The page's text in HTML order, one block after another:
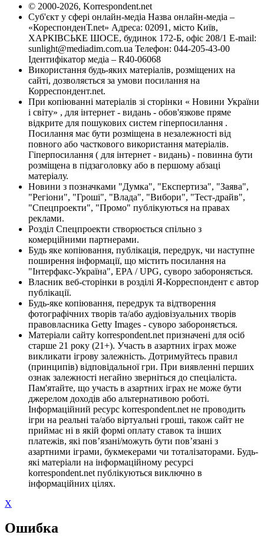
© 2000-2026, Korrespondent.net
Суб'єкт у сфері онлайн-медіа Назва онлайн-медіа –
«КореспонденТ.net» Адреса: 02091, місто Київ,
ХАРКІВСЬКЕ ШОСЕ, будинок 172-Б, офіс 208/1 E-mail:
sunlight@mediadim.com.ua Телефон: 044-205-43-00
Ідентифікатор медіа – R40-06068
Використання будь-яких матеріалів, розміщених на
сайті, дозволяється за умови посилання на
Корреспондент.net.
При копіюванні матеріалів зі сторінки « Новини України
і світу» , для інтернет - видань - обов'язкове пряме
відкрите для пошукових систем гіперпосилання .
Посилання має бути розміщена в незалежності від
повного або часткового використання матеріалів.
Гіперпосилання ( для інтернет - видань) - повинна бути
розміщена в підзаголовку або в першому абзаці
матеріалу.
Новини з позначками "Думка", "Експертиза", "Заява",
"Регіони", "Гроші", "Влада", "Вибори", "Тест-драйв",
"Спецпроекти", "Промо" публікуються на правах
реклами.
Розділ Спецпроекти створюється спільно з
комерційними партнерами.
Будь яке копіювання, публікація, передрук, чи наступне
поширення інформації, що містить посилання на
"Інтерфакс-Україна", EPA / UPG, суворо забороняється.
Власник веб-сторінки в розділі Я-Корреспондент є автор
публікації.
Будь-яке копіювання, передрук та відтворення
фотографічних творів та/або аудіовізуальних творів
правовласника Getty Images - суворо забороняється.
Матеріали сайту korrespondent.net призначені для осіб
старше 21 року (21+). Участь в азартних іграх може
викликати ігрову залежність. Дотримуйтесь правил
(принципів) відповідальної гри. При виявленні перших
ознак залежності негайно зверніться до спеціаліста.
Пам'ятайте, що участь в азартних іграх не може бути
джерелом доходів або альтернативою роботі.
Інформаційний ресурс korrespondent.net не проводить
ігри на реальні та/або віртуальні гроші, також сайт не
приймає ні в якій формі оплату ставок та інших
платежів, які пов’язані/можуть бути пов’язані з
азартними іграми, букмекерами чи тоталізаторами. Будь-
які матеріали на інформаційному ресурсі
korrespondent.net публікуються виключно в
інформаційних цілях.
X
Ошибка